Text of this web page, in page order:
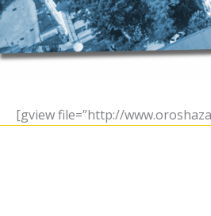
[gview file=”http://